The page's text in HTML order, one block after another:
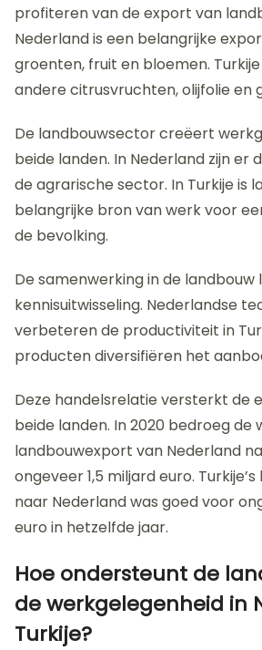
profiteren van de export van
Nederland is een belangrijke
groenten, fruit en bloemen.
andere citrusvruchten, olijfolie en
De landbouwsector creëert
beide landen. In Nederland zijn er
de agrarische sector. In Turkije is
belangrijke bron van werk voor
de bevolking.
De samenwerking in de
kennisuitwisseling. Nederlandse
verbeteren de productiviteit in
producten diversifiëren het
Deze handelsrelatie versterkt de
beide landen. In 2020 bedroeg de
landbouwexport van Nederland
ongeveer 1,5 miljard euro.
naar Nederland was goed voor
euro in hetzelfde jaar.
Hoe ondersteunt de
de werkgelegenheid in
Turkije?